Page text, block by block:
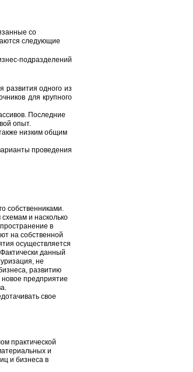
со
следующие
подразделений
развития одного из
для крупного
Последние
опыт.
низким общим
проведения
собственниками.
и насколько
в
на собственной
осуществляется
данный
не
развитию
новое предприятие
свое
практической
и
и бизнеса в